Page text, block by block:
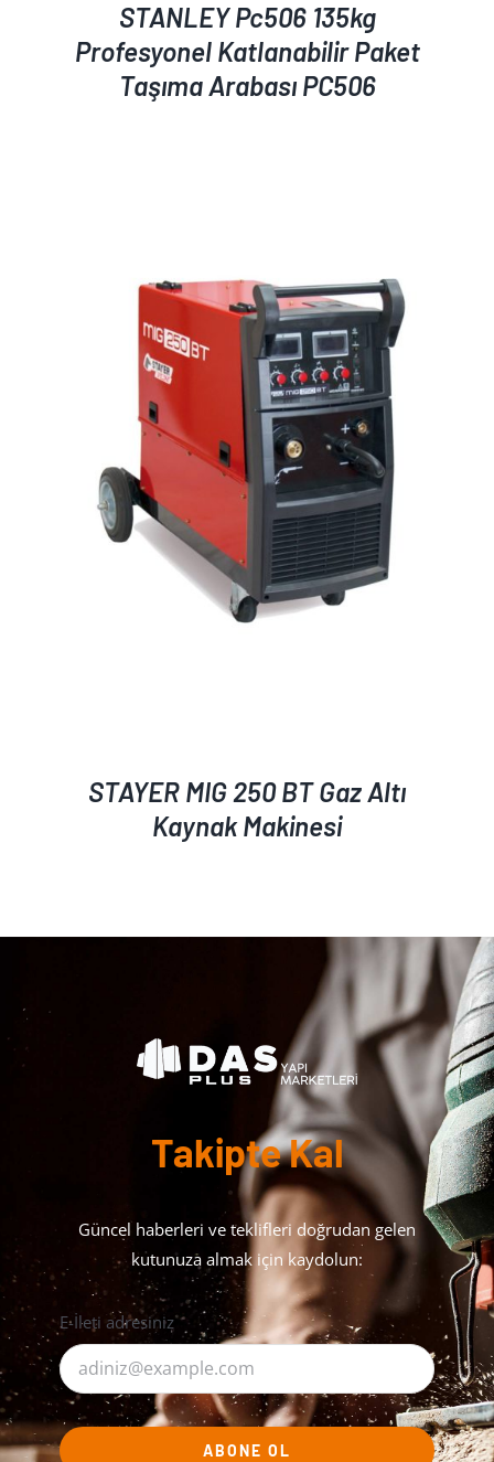
STANLEY Pc506 135kg
Profesyonel Katlanabilir Paket
Taşıma Arabası PC506
AYRINTILAR
STAYER MIG 250 BT Gaz Altı
Kaynak Makinesi
Takipte Kal
Güncel haberleri ve teklifleri doğrudan gelen
kutunuza almak için kaydolun:
E-İleti adresiniz
ABONE OL